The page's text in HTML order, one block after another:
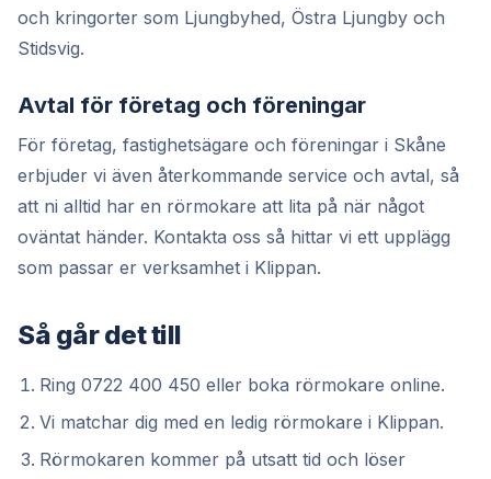
och kringorter som Ljungbyhed, Östra Ljungby och
Stidsvig.
Avtal för företag och föreningar
För företag, fastighetsägare och föreningar i Skåne
erbjuder vi även återkommande service och avtal, så
att ni alltid har en rörmokare att lita på när något
oväntat händer. Kontakta oss så hittar vi ett upplägg
som passar er verksamhet i Klippan.
Så går det till
Ring 0722 400 450 eller boka rörmokare online.
Vi matchar dig med en ledig rörmokare i Klippan.
Rörmokaren kommer på utsatt tid och löser